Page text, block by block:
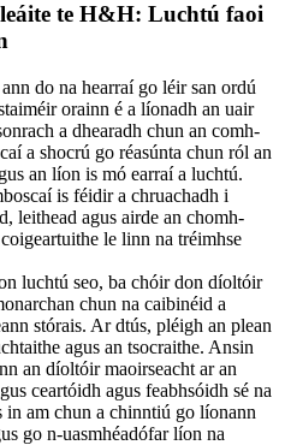
te H&H: Luchtú faoi
do na hearraí go léir san ordú
orainn é a líonadh an uair
a dhearadh chun an comh-
a shocrú go réasúnta chun ról an
an líon is mó earraí a luchtú.
is féidir a chruachadh i
leithead agus airde an chomh-
le linn na tréimhse
luchtú seo, ba chóir don díoltóir
chun na caibinéid a
stórais. Ar dtús, pléigh an plean
agus an tsocraithe. Ansin
an díoltóir maoirseacht ar an
ceartóidh agus feabhsóidh sé na
in am chun a chinntiú go líonann
go n-uasmhéadófar líon na